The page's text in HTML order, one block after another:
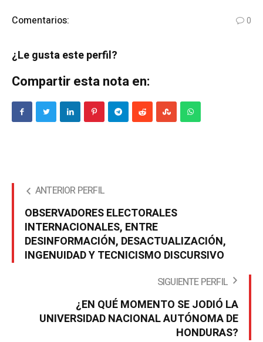
Comentarios: 0
¿Le gusta este perfil?
Compartir esta nota en:
ANTERIOR PERFIL
OBSERVADORES ELECTORALES
INTERNACIONALES, ENTRE
DESINFORMACIÓN, DESACTUALIZACIÓN,
INGENUIDAD Y TECNICISMO DISCURSIVO
SIGUIENTE PERFIL
¿EN QUÉ MOMENTO SE JODIÓ LA
UNIVERSIDAD NACIONAL AUTÓNOMA DE
HONDURAS?